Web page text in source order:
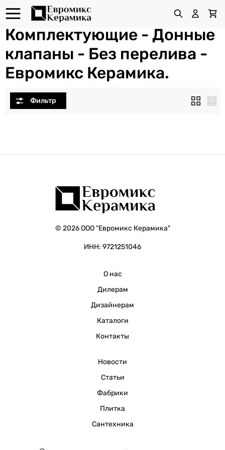
Комплектующие - Донные
клапаны - Без перелива -
Евромикс Керамика.
© 2026 ООО "Евромикс Керамика"
ИНН: 9721251046
О нас
Дилерам
Дизайнерам
Каталоги
Контакты
Новости
Статьи
Фабрики
Плитка
Сантехника